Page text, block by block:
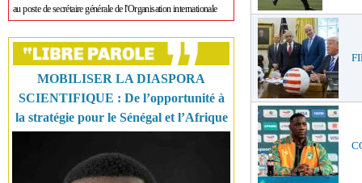
au poste de secrétaire générale de l'Organisation internationale
MOBILISER LA DIASPORA
SCIENTIFIQUE : De l’opportunité à
la stratégie pour le Sénégal et l’Afrique